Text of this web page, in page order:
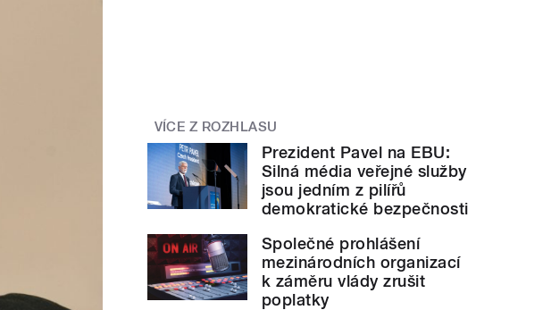
VÍCE Z ROZHLASU
Prezident Pavel na EBU:
Silná média veřejné služby
jsou jedním z pilířů
demokratické bezpečnosti
Společné prohlášení
mezinárodních organizací
k záměru vlády zrušit
poplatky